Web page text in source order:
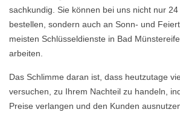
sachkundig. Sie können bei uns nicht nur
bestellen, sondern auch an Sonn- und
meisten Schlüsseldienste in Bad
arbeiten.
Das Schlimme daran ist, dass heutzutage
versuchen, zu Ihrem Nachteil zu handeln,
Preise verlangen und den Kunden